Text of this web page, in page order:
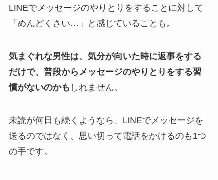
LINEでメッセージのやりとりをすることに対して
「めんどくさい…」と感じていることも。
気まぐれな男性は、気分が向いた時に返事をする
だけで、普段からメッセージのやりとりをする習
慣がないのかも しれません。
未読が何日も続くようなら、LINEでメッセージを
送るのではなく、思い切って電話をかけるのも1つ
の手です。